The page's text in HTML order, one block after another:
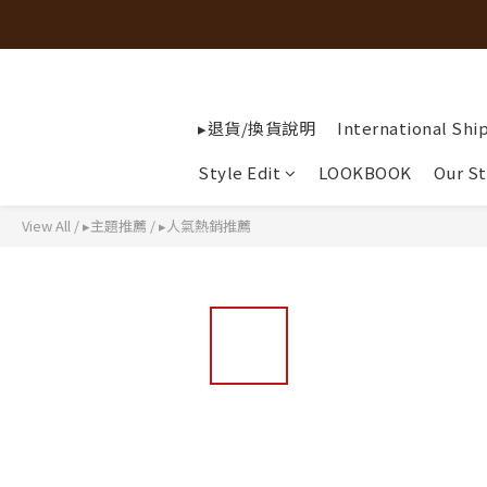
▸退貨/換貨說明 International
Style Edit
LOOKBOOK Our
View All /▸主題推薦 /▸人氣熱銷推薦